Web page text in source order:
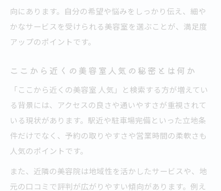
向にあります。自分の希望や悩みをしっかり伝え、細や
かなサービスを受けられる美容室を選ぶことが、満足度
アップのポイントです。
ここから近くの美容室人気の秘密とは何か
「ここから近くの美容室 人気」と検索する方が増えてい
る背景には、アクセスの良さや通いやすさが重視されて
いる現状があります。駅近や駐車場完備といった立地条
件だけでなく、予約の取りやすさや営業時間の柔軟さも
人気のポイントです。
また、近隣の美容院は地域性を活かしたサービスや、地
元の口コミで評判が広がりやすい傾向があります。例え